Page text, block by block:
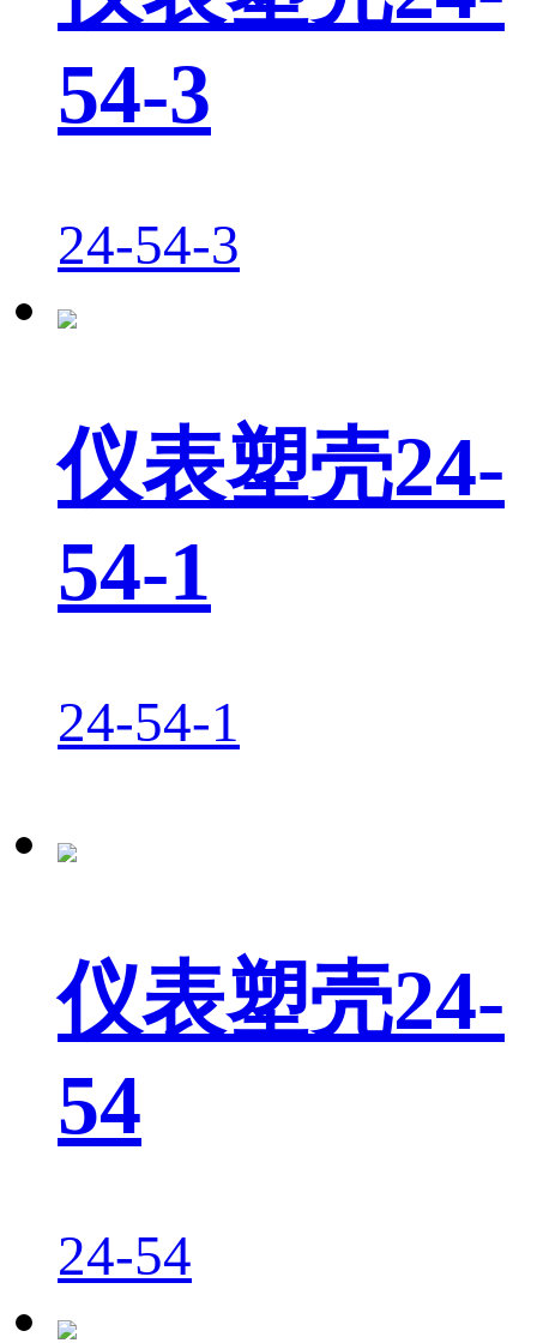
54-3
24-54-3
仪表塑壳24-
54-1
24-54-1
仪表塑壳24-
54
24-54